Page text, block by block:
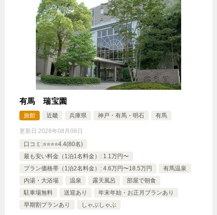
有馬 瑞宝園
旅館 近畿 兵庫県 神戸・有馬・明石 有馬
更新日:2026年08月08日
口コミ:⭐️⭐️⭐️⭐️4.4(80名)
最も安い料金（1泊1名料金）: 1.1万円〜
プラン価格帯（1泊2名料金）: 4.6万円〜18.5万円
有馬温泉
内湯・大浴場
温泉 露天風呂
部屋で朝食
駐車場無料
送迎あり
年末年始・お正月プランあり
早期割プランあり
しゃぶしゃぶ